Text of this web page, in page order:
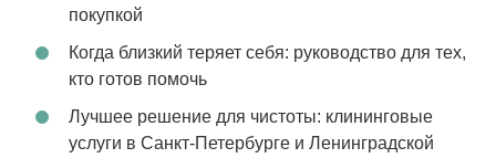
покупкой
Когда близкий теряет себя: руководство для тех,
кто готов помочь
Лучшее решение для чистоты: клининговые
услуги в Санкт-Петербурге и Ленинградской